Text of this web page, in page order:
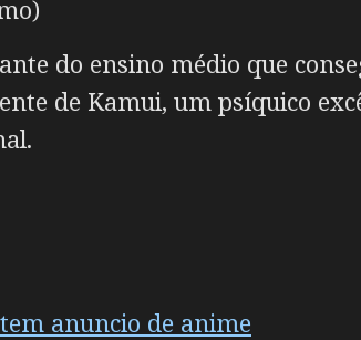
do ensino médio que
de Kamui, um psíquico
anuncio de anime